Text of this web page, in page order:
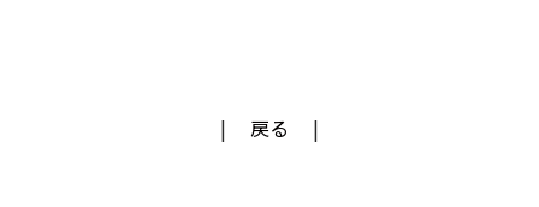
戻る